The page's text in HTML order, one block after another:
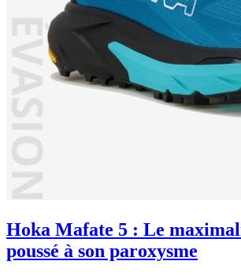
Hoka Mafate 5 : Le
poussé à son paroxysme